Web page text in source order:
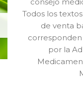
Todos los
de venta
por la